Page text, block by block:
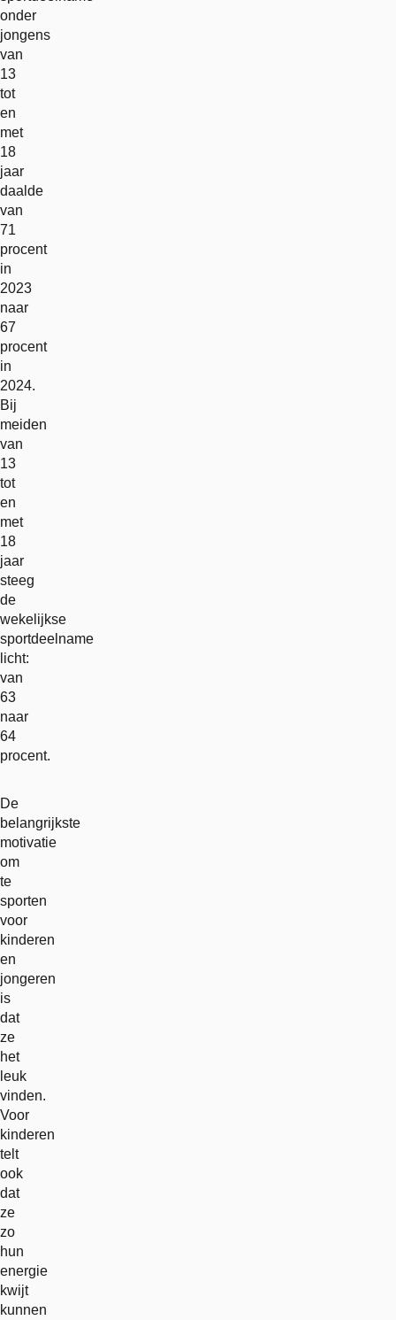
onder
jongens
van
13
tot
en
met
18
jaar
daalde
van
71
procent
in
2023
naar
67
procent
in
2024.
Bij
meiden
van
13
tot
en
met
18
jaar
steeg
de
wekelijkse
sportdeelname
licht:
van
63
naar
64
procent.
De
belangrijkste
motivatie
om
te
sporten
voor
kinderen
en
jongeren
is
dat
ze
het
leuk
vinden.
Voor
kinderen
telt
ook
dat
ze
zo
hun
energie
kwijt
kunnen